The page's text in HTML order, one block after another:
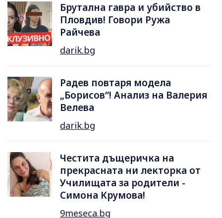
Брутална гавра и убийство в
Пловдив! Говори Ружа
Райчева
darik.bg
Радев повтаря модела
„Борисов“! Анализ на Валерия
Велева
darik.bg
Честита дъщеричка на
прекрасната ни лекторка от
Училищата за родители -
Симона Крумова!
9meseca.bg